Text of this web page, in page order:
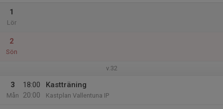
1
Lör
2
Sön
v.32
3
Mån
18:00
20:00
Kastträning
Kastplan Vallentuna IP